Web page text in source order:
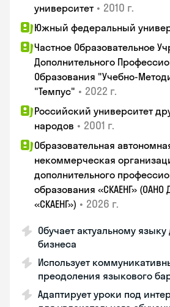
университет • 2010 г.
Южный федеральный
Частное Образовательное
Дополнительного
Образования "Учебно-
"Темпус" • 2022 г.
Российский университет
народов • 2001 г.
Образовательная
некоммерческая
дополнительного
образования «СКАЕНГ» (ОАНО
«СКАЕНГ») • 2026 г.
Обучает актуальному
бизнеса
Использует
преодоления языкового
Адаптирует уроки под